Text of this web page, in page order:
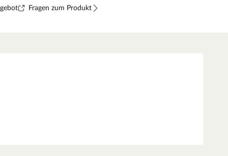
Fragen zum Produkt